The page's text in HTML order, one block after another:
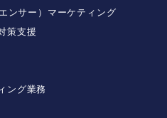
ンサー）マーケティング
策支援
ング業務